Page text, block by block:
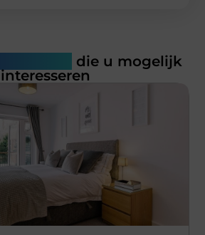
die u mogelijk
interesseren